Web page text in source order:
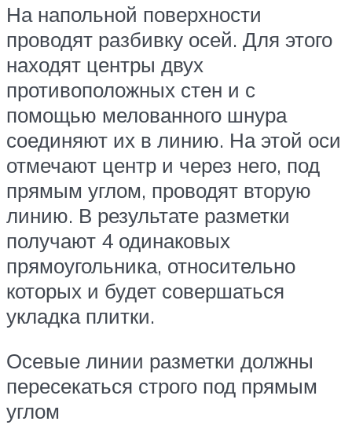
На напольной поверхности
проводят разбивку осей. Для этого
находят центры двух
противоположных стен и с
помощью мелованного шнура
соединяют их в линию. На этой оси
отмечают центр и через него, под
прямым углом, проводят вторую
линию. В результате разметки
получают 4 одинаковых
прямоугольника, относительно
которых и будет совершаться
укладка плитки.
Осевые линии разметки должны
пересекаться строго под прямым
углом